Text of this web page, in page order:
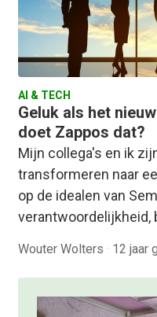
AI & TECH
Geluk als het
doet Zappos dat?
Mijn collega's en ik
transformeren naar
op de idealen van
verantwoordelijkheid,
Wouter Wolters · 12 jaar